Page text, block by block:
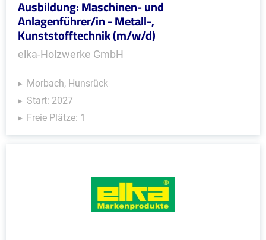
Ausbildung: Maschinen- und
Anlagenführer/in - Metall-,
Kunststofftechnik (m/w/d)
elka-Holzwerke GmbH
Morbach, Hunsrück
Start: 2027
Freie Plätze: 1